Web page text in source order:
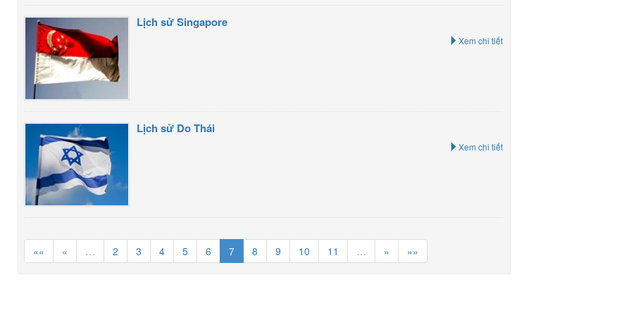
Lịch sử Singapore
Xem chi tiết
Lịch sử Do Thái
Xem chi tiết
«« « … 2 3 4 5 6 7 8 9 10 11 … » »»